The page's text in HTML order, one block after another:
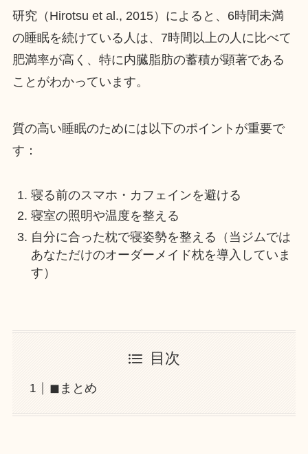
研究（Hirotsu et al., 2015）によると、6時間未満
の睡眠を続けている人は、7時間以上の人に比べて
肥満率が高く、特に内臓脂肪の蓄積が顕著である
ことがわかっています。
質の高い睡眠のためには以下のポイントが重要で
す：
寝る前のスマホ・カフェインを避ける
寝室の照明や温度を整える
自分に合った枕で寝姿勢を整える（当ジムでは
あなただけのオーダーメイド枕を導入していま
す）
目次
◼︎まとめ